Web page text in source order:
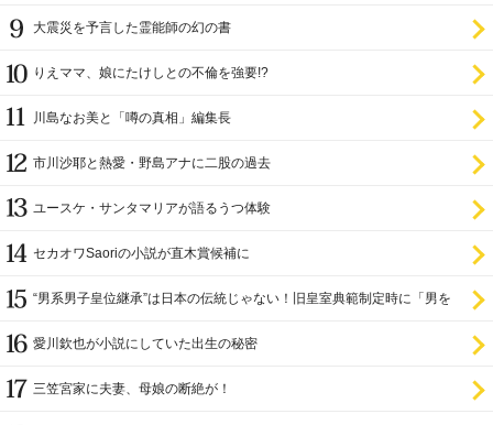
大震災を予言した霊能師の幻の書
りえママ、娘にたけしとの不倫を強要!?
川島なお美と「噂の真相」編集長
市川沙耶と熱愛・野島アナに二股の過去
ユースケ・サンタマリアが語るうつ体験
セカオワSaoriの小説が直木賞候補に
“男系男子皇位継承”は日本の伝統じゃない！旧皇室典範制定時に「男を
愛川欽也が小説にしていた出生の秘密
三笠宮家に夫妻、母娘の断絶が！